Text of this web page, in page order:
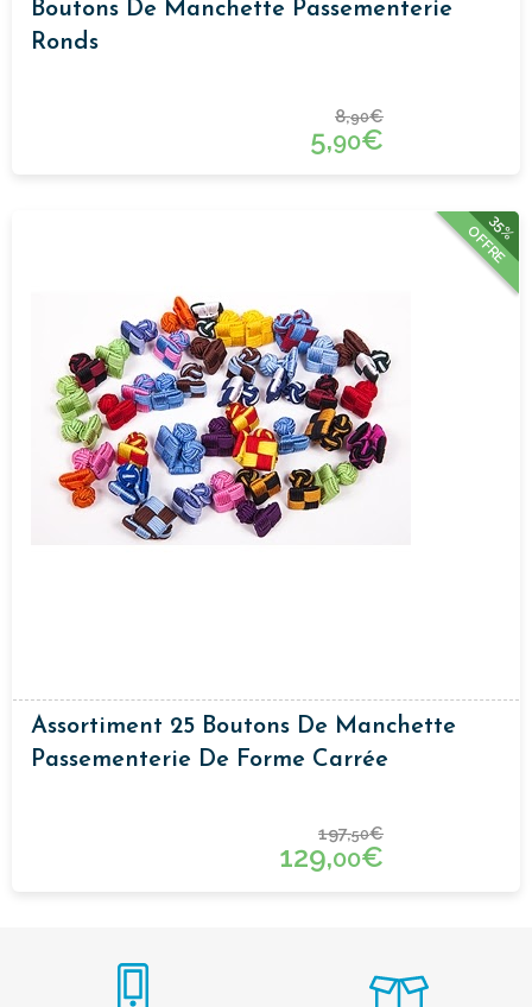
Boutons De Manchette Passementerie
Ronds
8,90€
5,90€
35%
OFFRE
Assortiment 25 Boutons De Manchette
Passementerie De Forme Carrée
197,50€
129,00€